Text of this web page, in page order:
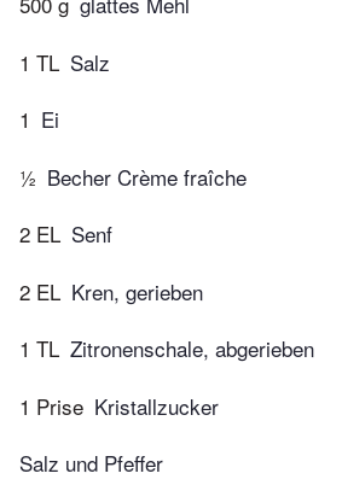
1 TL Salz
1 Ei
½ Becher Crème fraîche
2 EL Senf
2 EL Kren, gerieben
1 TL Zitronenschale, abgerieben
1 Prise Kristallzucker
Salz und Pfeffer